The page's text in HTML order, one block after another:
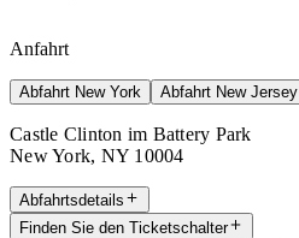
Anfahrt
Abfahrt New York Abfahrt New Jersey
Castle Clinton im Battery Park
New York, NY 10004
Abfahrtsdetails
Finden Sie den Ticketschalter